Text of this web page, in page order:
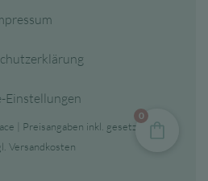
Einstellungen
| Preisangaben inkl. gesetzl. MwSt.
Versandkosten
0